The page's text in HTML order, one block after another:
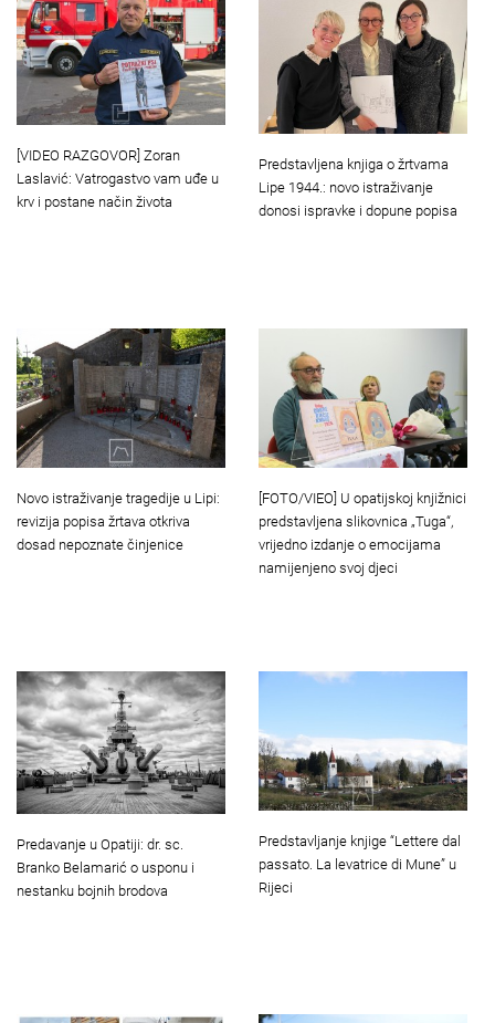
[VIDEO RAZGOVOR] Zoran
Laslavić: Vatrogastvo vam uđe u
krv i postane način života
Predstavljena knjiga o žrtvama
Lipe 1944.: novo istraživanje
donosi ispravke i dopune popisa
Novo istraživanje tragedije u Lipi:
revizija popisa žrtava otkriva
dosad nepoznate činjenice
[FOTO/VIEO] U opatijskoj knjižnici
predstavljena slikovnica „Tuga“,
vrijedno izdanje o emocijama
namijenjeno svoj djeci
Predavanje u Opatiji: dr. sc.
Branko Belamarić o usponu i
nestanku bojnih brodova
Predstavljanje knjige “Lettere dal
passato. La levatrice di Mune” u
Rijeci